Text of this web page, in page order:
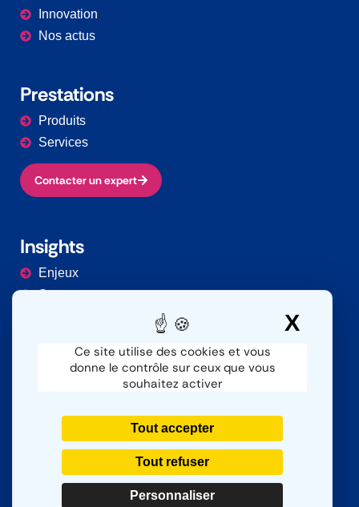
Ce site utilise des cookies et vous
donne le contrôle sur ceux que vous
souhaitez activer
Tout accepter
Tout refuser
Personnaliser
X
Innovation
Nos actus
Prestations​
Produits
Services
Contacter un expert
Insights
Enjeux
Secteurs
Contacter
SAV
Nous rejoindre